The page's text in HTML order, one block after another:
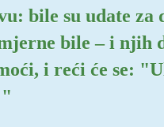
bile su udate za
bile – i njih
i reći će se: